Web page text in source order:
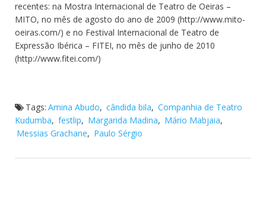
recentes: na Mostra Internacional de Teatro de Oeiras –
MITO, no mês de agosto do ano de 2009 (http://www.mito-
oeiras.com/) e no Festival Internacional de Teatro de
Expressão Ibérica – FITEI, no mês de junho de 2010
(http://www.fitei.com/)
Tags: Amina Abudo, cândida bila, Companhia de Teatro
Kudumba, festlip, Margarida Madina, Mário Mabjaia,
Messias Grachane, Paulo Sérgio